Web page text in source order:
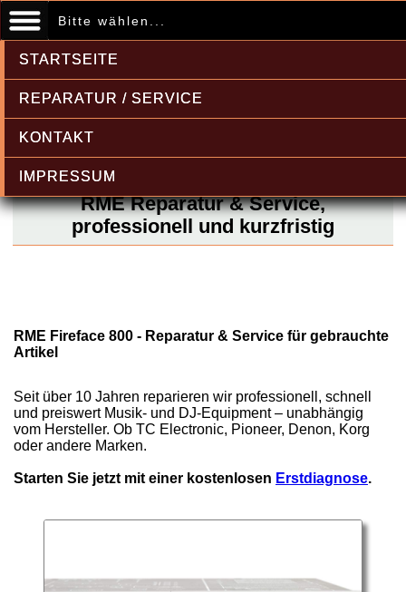
Bitte wählen...
STARTSEITE
REPARATUR / SERVICE
KONTAKT
IMPRESSUM
RME Reparatur & Service,
professionell und kurzfristig
RME Fireface 800 - Reparatur & Service für gebrauchte
Artikel
Seit über 10 Jahren reparieren wir professionell, schnell
und preiswert Musik- und DJ-Equipment – unabhängig
vom Hersteller. Ob TC Electronic, Pioneer, Denon, Korg
oder andere Marken.
Starten Sie jetzt mit einer kostenlosen Erstdiagnose.